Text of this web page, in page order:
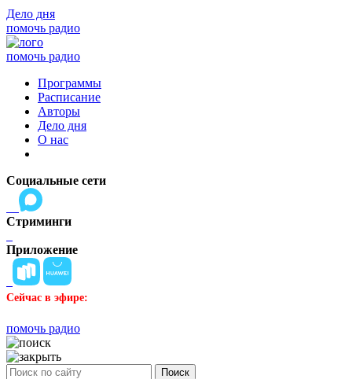
Дело дня
помочь радио
помочь радио
Программы
Расписание
Авторы
Дело дня
О нас
Социальные сети
Стриминги
Приложение
Сейчас в эфире:
помочь радио
Поиск